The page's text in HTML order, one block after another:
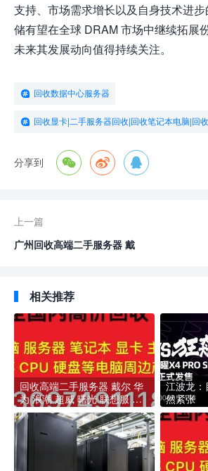
支持、市场需求增长以及自身技术进
储有望在全球 DRAM 市场中继续拓展
未来其发展动向值得持续关注。
回收数据中心服务器
分享到
上一篇
广州回收高端二手服务器 戴
相关推荐
回收高端二手服务器 戴尔 华
为 浪潮 超威 曙光 联想服 务
器 交换机 工作站
江波龙：
然紧张